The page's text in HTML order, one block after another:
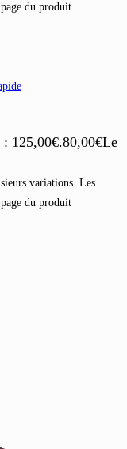
du produit
125,00€.80,00€Le
variations. Les
du produit